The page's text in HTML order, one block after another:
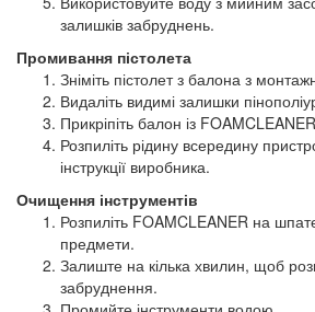
залишків забруднень.
Промивання пістолета
Зніміть пістолет з балона з
Видаліть видимі залишки
Прикріпіть балон із
Розпиліть рідину всередину
інструкції виробника.
Очищення інструментів
Розпиліть FOAMCLEANER на
предмети.
Залиште на кілька хвилин, щоб
забруднення.